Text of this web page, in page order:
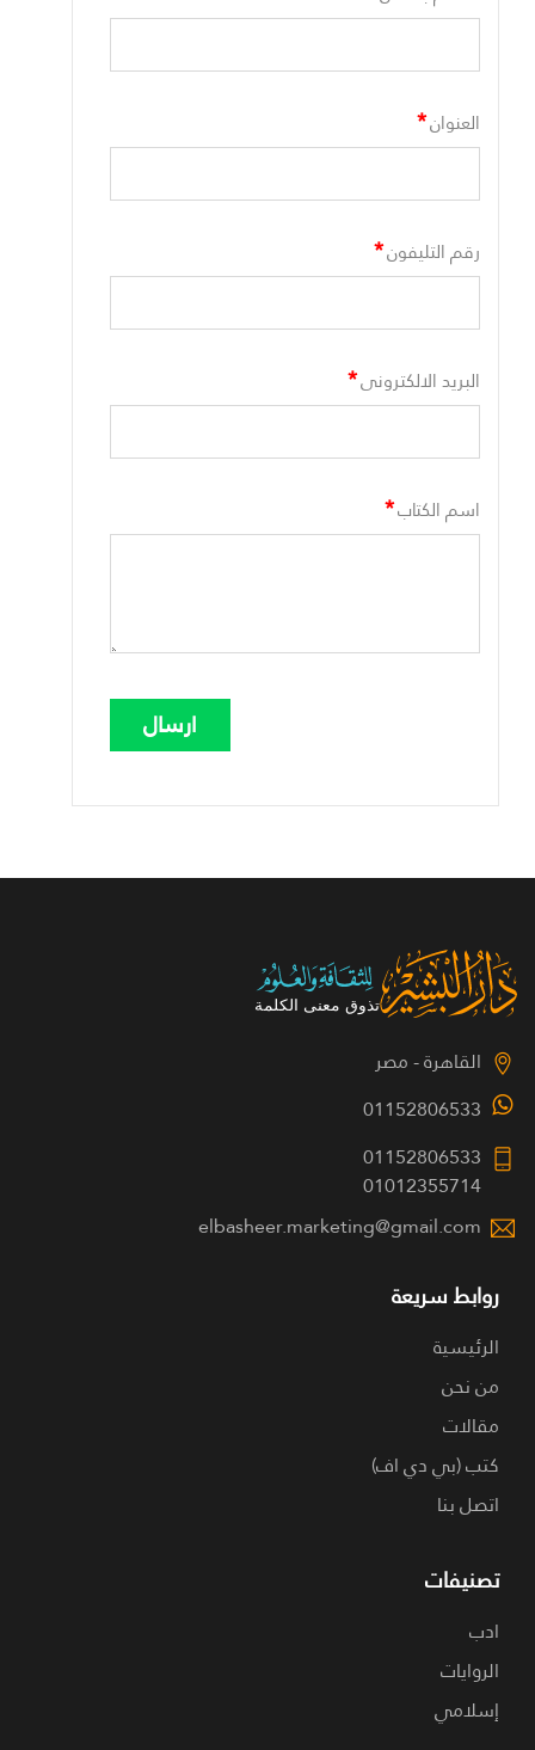
العنوان*
رقم التليفون*
البريد الالكترونى*
اسم الكتاب*
القاهرة - مصر
01152806533
01152806533
01012355714
elbasheer.marketing@gmail.com
روابط سريعة
الرئيسية
من نحن
مقالات
كتب (بي دي اف)
اتصل بنا
تصنيفات
ادب
الروايات
إسلامي